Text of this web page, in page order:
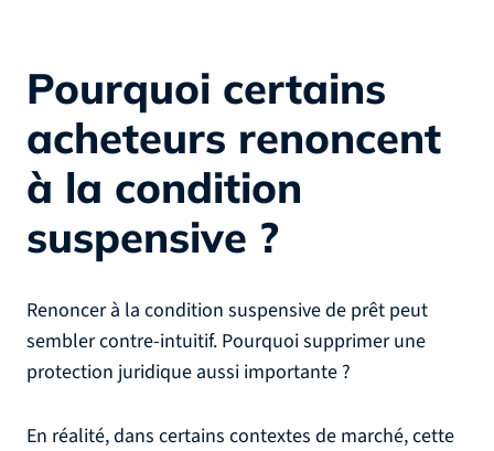
Pourquoi certains
acheteurs renoncent
à la condition
suspensive ?
Renoncer à la condition suspensive de prêt peut
sembler contre-intuitif. Pourquoi supprimer une
protection juridique aussi importante ?
En réalité, dans certains contextes de marché, cette